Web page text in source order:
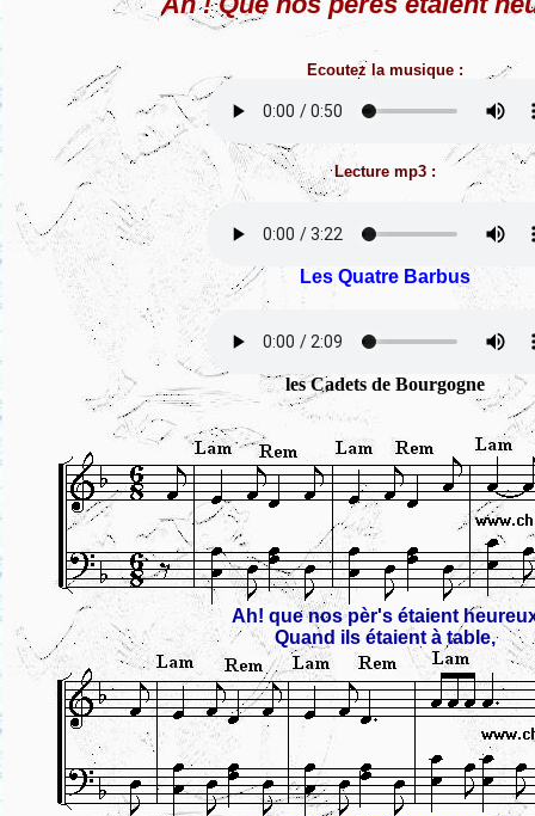
Ecoutez la musique :
Lecture mp3 :
Les Quatre Barbus
les Cadets de Bourgogne
Ah! que nos pèr's étaient
Quand ils étaient à table,